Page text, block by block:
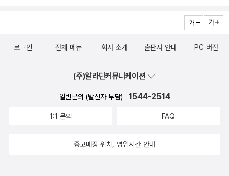
로그인 전체 메뉴 회사 소개 출판사 안내 PC 버전
(주)알라딘커뮤니케이션
일반문의 (발신자 부담) 1544-2514
1:1 문의 FAQ
중고매장 위치, 영업시간 안내